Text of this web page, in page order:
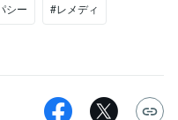
シー #レメディ